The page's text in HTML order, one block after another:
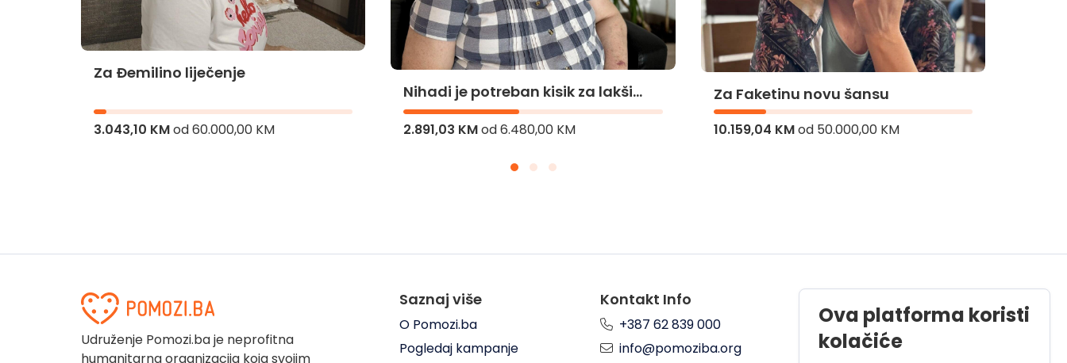
život
2.891,03 KMod6.480,00 KM
Za Faketinu novu šansu
10.159,04 KMod50.000,00 KM
Za Bademinu operaciju
5.740,10 KMod45.000,00 KM
Udruženje Pomozi.ba je neprofitna
humanitarna organizacija koja svojim
Saznaj više
O Pomozi.ba
Pogledaj kampanje
Kontakt Info
+387 62 839 000
info@pomoziba.org
Pon - Pet od 08 do 17h
Sub od 10 do 17h
Ova platforma koristi
kolačiće